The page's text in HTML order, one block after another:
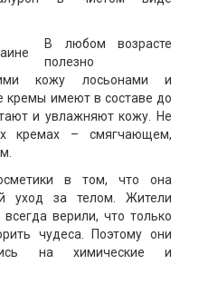
В любом возрасте
полезно
кожу лосьонами и
кремы имеют в составе до
и увлажняют кожу. Не
кремах – смягчающем,
в том, что она
уход за телом. Жители
верили, что только
чудеса. Поэтому они
на химические и